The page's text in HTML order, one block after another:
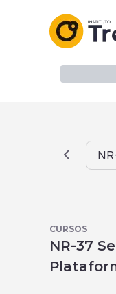
CURSOS
NR-37